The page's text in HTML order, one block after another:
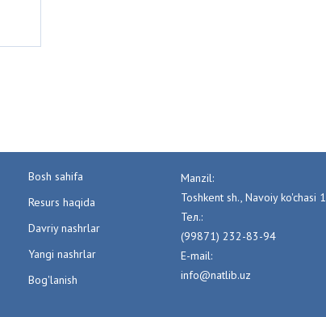
Bosh sahifa
Resurs haqida
Davriy nashrlar
Yangi nashrlar
Bog'lanish
Manzil:
Toshkent sh., Navoiy ko'chasi 1
Тел.:
(99871) 232-83-94
E-mail:
info@natlib.uz